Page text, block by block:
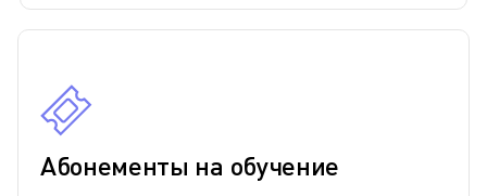
Абонементы на обучение